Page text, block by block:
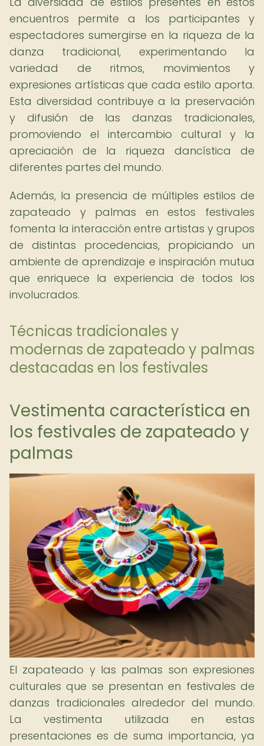
encuentros permite a los participantes y
espectadores sumergirse en la riqueza de la
danza tradicional, experimentando la
variedad de ritmos, movimientos y
expresiones artísticas que cada estilo aporta.
Esta diversidad contribuye a la preservación
y difusión de las danzas tradicionales,
promoviendo el intercambio cultural y la
apreciación de la riqueza dancística de
diferentes partes del mundo.
Además, la presencia de múltiples estilos de
zapateado y palmas en estos festivales
fomenta la interacción entre artistas y grupos
de distintas procedencias, propiciando un
ambiente de aprendizaje e inspiración mutua
que enriquece la experiencia de todos los
involucrados.
Técnicas tradicionales y
modernas de zapateado y palmas
destacadas en los festivales
Vestimenta característica en
los festivales de zapateado y
palmas
El zapateado y las palmas son expresiones
culturales que se presentan en festivales de
danzas tradicionales alrededor del mundo.
La vestimenta utilizada en estas
presentaciones es de suma importancia, ya